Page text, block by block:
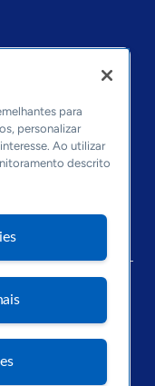
para
personalizar
Ao utilizar
descrito